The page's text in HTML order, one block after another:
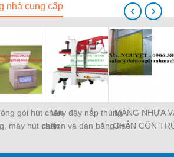
nhà cung cấp
gói hút chân
máy hút chân
Máy đậy nắp thùng
carton và dán băng keo
MÀNG NHỰA
CHẮN CÔN
KHO LẠNH,
‹ ›